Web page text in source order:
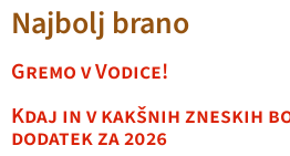
Najbolj brano
Gremo v Vodice!
Kdaj in v kakšnih zneskih
dodatek za 2026